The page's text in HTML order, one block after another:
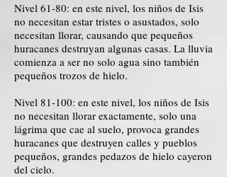
Nivel 61-80: en este nivel, los niños de Isis
no necesitan estar tristes o asustados, solo
necesitan llorar, causando que pequeños
huracanes destruyan algunas casas. La lluvia
comienza a ser no solo agua sino también
pequeños trozos de hielo.
Nivel 81-100: en este nivel, los niños de Isis
no necesitan llorar exactamente, solo una
lágrima que cae al suelo, provoca grandes
huracanes que destruyen calles y pueblos
pequeños, grandes pedazos de hielo cayeron
del cielo.